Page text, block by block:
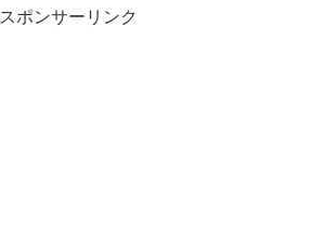
スポンサーリンク